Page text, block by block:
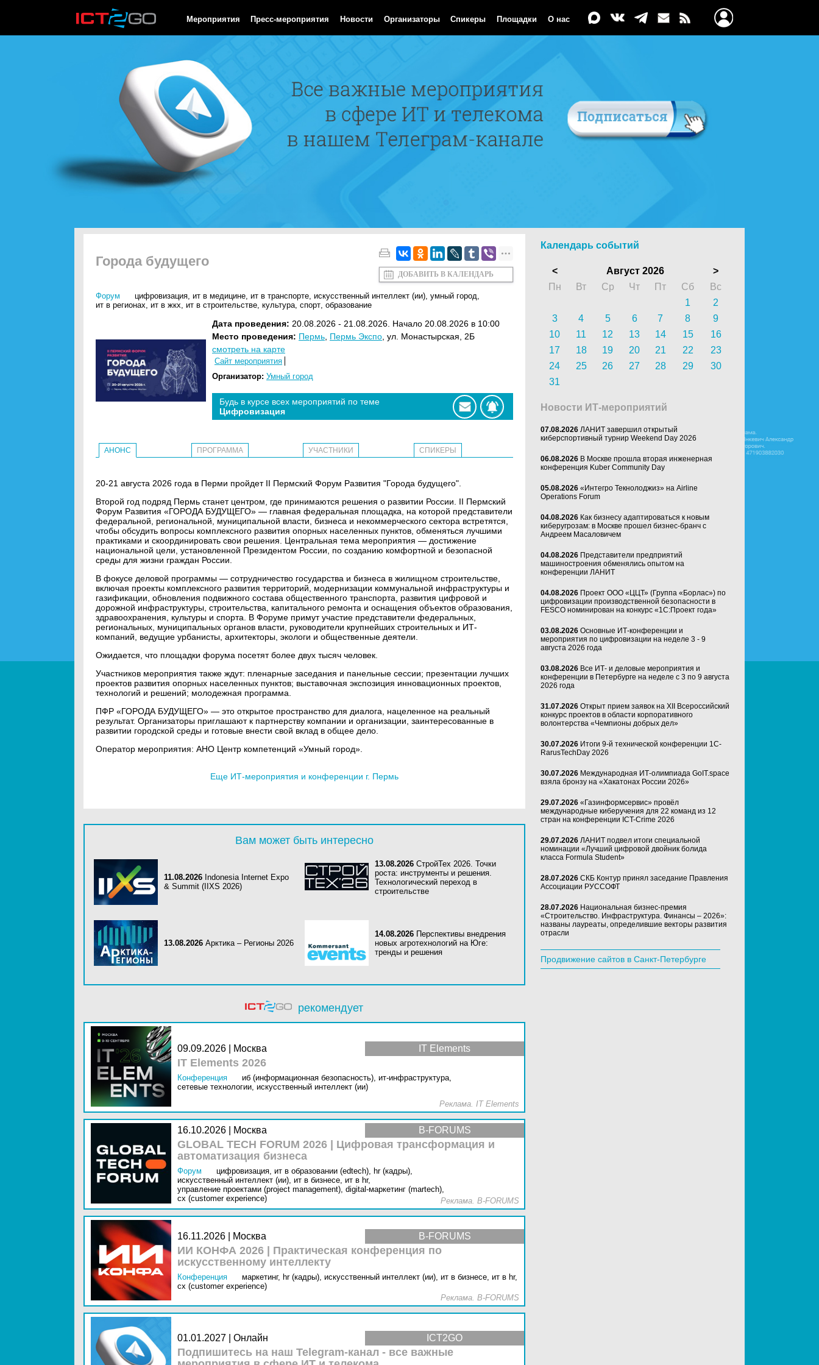
Мероприятия Пресс-мероприятия Новости Организаторы Спикеры Площадки О нас
Города будущего
ДОБАВИТЬ В КАЛЕНДАРЬ
Форум цифровизация, ит в медицине, ит в транспорте, искусственный интеллект (ии), умный город,
ит в регионах, ит в жкх, ит в строительстве, культура, спорт, образование
Дата проведения: 20.08.2026 - 21.08.2026. Начало 20.08.2026 в 10:00
Место проведения: Пермь Пермь Экспо , ул. Монастырская, 2Б
смотреть на карте
Сайт мероприятия
Организатор: Умный город
Будь в курсе всех мероприятий по теме
Цифровизация
АНОНС ПРОГРАММА УЧАСТНИКИ СПИКЕРЫ
20-21 августа 2026 года в Перми пройдет II Пермский Форум Развития "Города будущего".
Второй год подряд Пермь станет центром, где принимаются решения о развитии России. II Пермский
Форум Развития «ГОРОДА БУДУЩЕГО» — главная федеральная площадка, на которой представители
федеральной, региональной, муниципальной власти, бизнеса и некоммерческого сектора встретятся,
чтобы обсудить вопросы комплексного развития опорных населенных пунктов, обменяться лучшими
практиками и скоординировать свои решения. Центральная тема мероприятия — достижение
национальной цели, установленной Президентом России, по созданию комфортной и безопасной
среды для жизни граждан России.
В фокусе деловой программы — сотрудничество государства и бизнеса в жилищном строительстве,
включая проекты комплексного развития территорий, модернизации коммунальной инфраструктуры и
газификации, обновления подвижного состава общественного транспорта, развития цифровой и
дорожной инфраструктуры, строительства, капитального ремонта и оснащения объектов образования,
здравоохранения, культуры и спорта. В Форуме примут участие представители федеральных,
региональных, муниципальных органов власти, руководители крупнейших строительных и ИТ-
компаний, ведущие урбанисты, архитекторы, экологи и общественные деятели.
Ожидается, что площадки форума посетят более двух тысяч человек.
Участников мероприятия также ждут: пленарные заседания и панельные сессии; презентации лучших
проектов развития опорных населенных пунктов; выставочная экспозиция инновационных проектов,
технологий и решений; молодежная программа.
ПФР «ГОРОДА БУДУЩЕГО» — это открытое пространство для диалога, нацеленное на реальный
результат. Организаторы приглашают к партнерству компании и организации, заинтересованные в
развитии городской среды и готовые внести свой вклад в общее дело.
Оператор мероприятия: АНО Центр компетенций «Умный город».
Еще ИТ-мероприятия и конференции г. Пермь
Вам может быть интересно
11.08.2026 Indonesia Internet Expo
& Summit (IIXS 2026)
13.08.2026 СтройТех 2026. Точки
роста: инструменты и решения.
Технологический переход в
строительстве
13.08.2026 Арктика – Регионы 2026
14.08.2026 Перспективы внедрения
новых агротехнологий на Юге:
тренды и решения
рекомендует
IT Elements
09.09.2026 | Москва
IT Elements 2026
Конференция иб (информационная безопасность), ит-инфраструктура,
сетевые технологии, искусственный интеллект (ии)
Реклама. IT Elements
B-FORUMS
16.10.2026 | Москва
GLOBAL TECH FORUM 2026 | Цифровая трансформация и
автоматизация бизнеса
Форум цифровизация, ит в образовании (edtech), hr (кадры),
искусственный интеллект (ии), ит в бизнесе, ит в hr,
управление проектами (project management), digital-маркетинг (martech),
cx (customer experience)
Реклама. B-FORUMS
B-FORUMS
16.11.2026 | Москва
ИИ КОНФА 2026 | Практическая конференция по
искусственному интеллекту
Конференция маркетинг, hr (кадры), искусственный интеллект (ии), ит в бизнесе, ит в hr,
cx (customer experience)
Реклама. B-FORUMS
ICT2GO
01.01.2027 | Онлайн
Подпишитесь на наш Telegram-канал - все важные
Календарь событий
< Август 2026
>
Пн
Вт Ср Чт Пт Сб
Вс
1
2
3
4 5 6 7 8
9
10
11 12 13 14 15
16
17
18 19 20 21 22
23
24
25 26 27 28 29
30
31
Новости ИТ-мероприятий
07.08.2026 ЛАНИТ завершил открытый
киберспортивный турнир Weekend Day 2026
06.08.2026 В Москве прошла вторая инженерная
конференция Kuber Community Day
05.08.2026 «Интегро Текнолоджиз» на Airline
Operations Forum
04.08.2026 Как бизнесу адаптироваться к новым
киберугрозам: в Москве прошел бизнес-бранч с
Андреем Масаловичем
04.08.2026 Представители предприятий
машиностроения обменялись опытом на
конференции ЛАНИТ
04.08.2026 Проект ООО «ЦЦТ» (Группа «Борлас») по
цифровизации производственной безопасности в
FESCO номинирован на конкурс «1С:Проект года»
03.08.2026 Основные ИТ-конференции и
мероприятия по цифровизации на неделе 3 - 9
августа 2026 года
03.08.2026 Все ИТ- и деловые мероприятия и
конференции в Петербурге на неделе с 3 по 9 августа
2026 года
31.07.2026 Открыт прием заявок на XII Всероссийский
конкурс проектов в области корпоративного
волонтерства «Чемпионы добрых дел»
30.07.2026 Итоги 9-й технической конференции 1C-
RarusTechDay 2026
30.07.2026 Международная ИТ-олимпиада GoIT.space
взяла бронзу на «Хакатонах России 2026»
29.07.2026 «Газинформсервис» провёл
международные киберучения для 22 команд из 12
стран на конференции ICT-Crime 2026
29.07.2026 ЛАНИТ подвел итоги специальной
номинации «Лучший цифровой двойник болида
класса Formula Student»
28.07.2026 СКБ Контур принял заседание Правления
Ассоциации РУССОФТ
28.07.2026 Национальная бизнес-премия
«Строительство. Инфраструктура. Финансы – 2026»:
названы лауреаты, определившие векторы развития
отрасли
Продвижение сайтов в Санкт-Петербурге